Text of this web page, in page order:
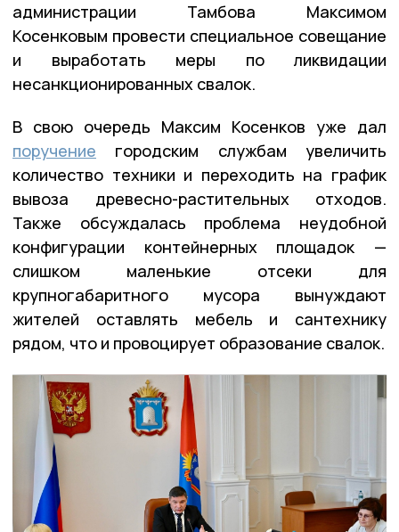
администрации Тамбова Максимом
Косенковым провести специальное совещание
и выработать меры по ликвидации
несанкционированных свалок.
В свою очередь Максим Косенков уже дал
поручение городским службам увеличить
количество техники и переходить на график
вывоза древесно-растительных отходов.
Также обсуждалась проблема неудобной
конфигурации контейнерных площадок —
слишком маленькие отсеки для
крупногабаритного мусора вынуждают
жителей оставлять мебель и сантехнику
рядом, что и провоцирует образование свалок.